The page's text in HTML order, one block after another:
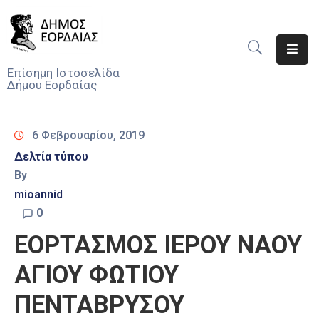
Επίσημη Ιστοσελίδα
Δήμου Εορδαίας
Νέα
Υπηρεσίες
Του
Δήμου
Προσκλήσεις
Αποφάσεις
Τηλέφωνα
6 Φεβρουαρίου, 2019
Δελτία τύπου
By
mioannid
0
ΕΟΡΤΑΣΜΟΣ ΙΕΡΟΥ ΝΑΟΥ
ΑΓΙΟΥ ΦΩΤΙΟΥ
ΠΕΝΤΑΒΡΥΣΟΥ